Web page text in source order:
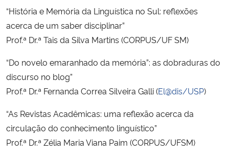
“História e Memória da Linguística no Sul: reflexões
acerca de um saber disciplinar”
Prof.ª Dr.ª Tais da Silva Martins (CORPUS/UF SM)
“Do novelo emaranhado da memória”: as dobraduras do
discurso no blog”
Prof.ª Dr.ª Fernanda Correa Silveira Galli (El@dis/USP)
“As Revistas Acadêmicas: uma reflexão acerca da
circulação do conhecimento linguístico”
Prof.ª Dr.ª Zélia Maria Viana Paim (CORPUS/UFSM)